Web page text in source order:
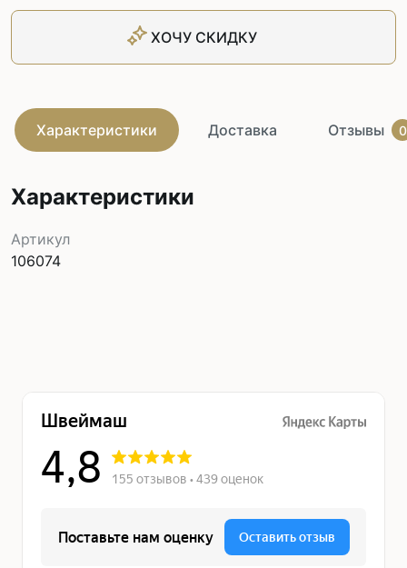
ХОЧУ СКИДКУ
Характеристики Доставка Отзывы 0
Характеристики
Артикул
106074